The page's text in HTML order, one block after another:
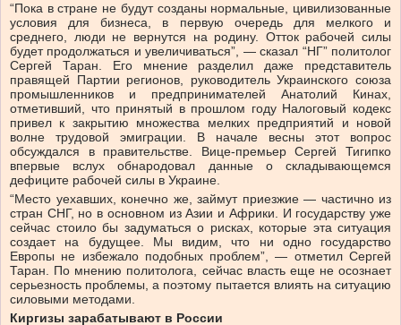
“Пока в стране не будут созданы нормальные, цивилизованные
условия для бизнеса, в первую очередь для мелкого и
среднего, люди не вернутся на родину. Отток рабочей силы
будет продолжаться и увеличиваться”, — сказал “НГ” политолог
Сергей Таран. Его мнение разделил даже представитель
правящей Партии регионов, руководитель Украинского союза
промышленников и предпринимателей Анатолий Кинах,
отметивший, что принятый в прошлом году Налоговый кодекс
привел к закрытию множества мелких предприятий и новой
волне трудовой эмиграции. В начале весны этот вопрос
обсуждался в правительстве. Вице-премьер Сергей Тигипко
впервые вслух обнародовал данные о складывающемся
дефиците рабочей силы в Украине.
“Место уехавших, конечно же, займут приезжие — частично из
стран СНГ, но в основном из Азии и Африки. И государству уже
сейчас стоило бы задуматься о рисках, которые эта ситуация
создает на будущее. Мы видим, что ни одно государство
Европы не избежало подобных проблем”, — отметил Сергей
Таран. По мнению политолога, сейчас власть еще не осознает
серьезность проблемы, а поэтому пытается влиять на ситуацию
силовыми методами.
Киргизы зарабатывают в России